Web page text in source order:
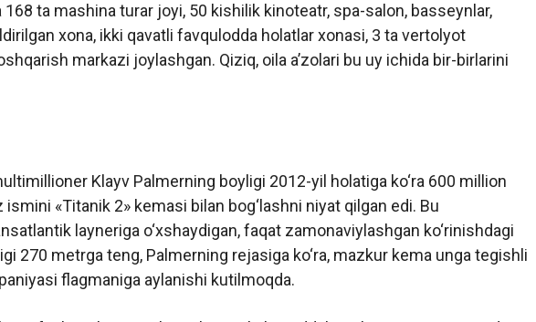
168 ta mashina turar joyi, 50 kishilik kinoteatr, spa-salon, basseynlar,
xona, ikki qavatli favqulodda holatlar xonasi, 3 ta vertolyot
markazi joylashgan. Qiziq, oila a’zolari bu uy ichida bir-birlarini
Klayv Palmerning boyligi 2012-yil holatiga ko‘ra 600 million
ismini «Titanik 2» kemasi bilan bog‘lashni niyat qilgan edi. Bu
layneriga o‘xshaydigan, faqat zamonaviylashgan ko‘rinishdagi
270 metrga teng, Palmerning rejasiga ko‘ra, mazkur kema unga tegishli
flagmaniga aylanishi kutilmoqda.